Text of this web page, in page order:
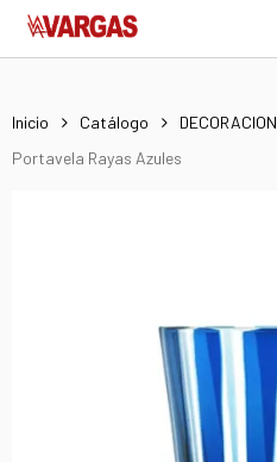
Skip
Inicio Catálogo DECORACION
Portavela Rayas Azules